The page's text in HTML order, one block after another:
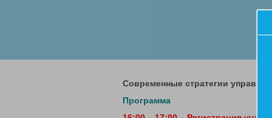
Современные стратегии
Программа